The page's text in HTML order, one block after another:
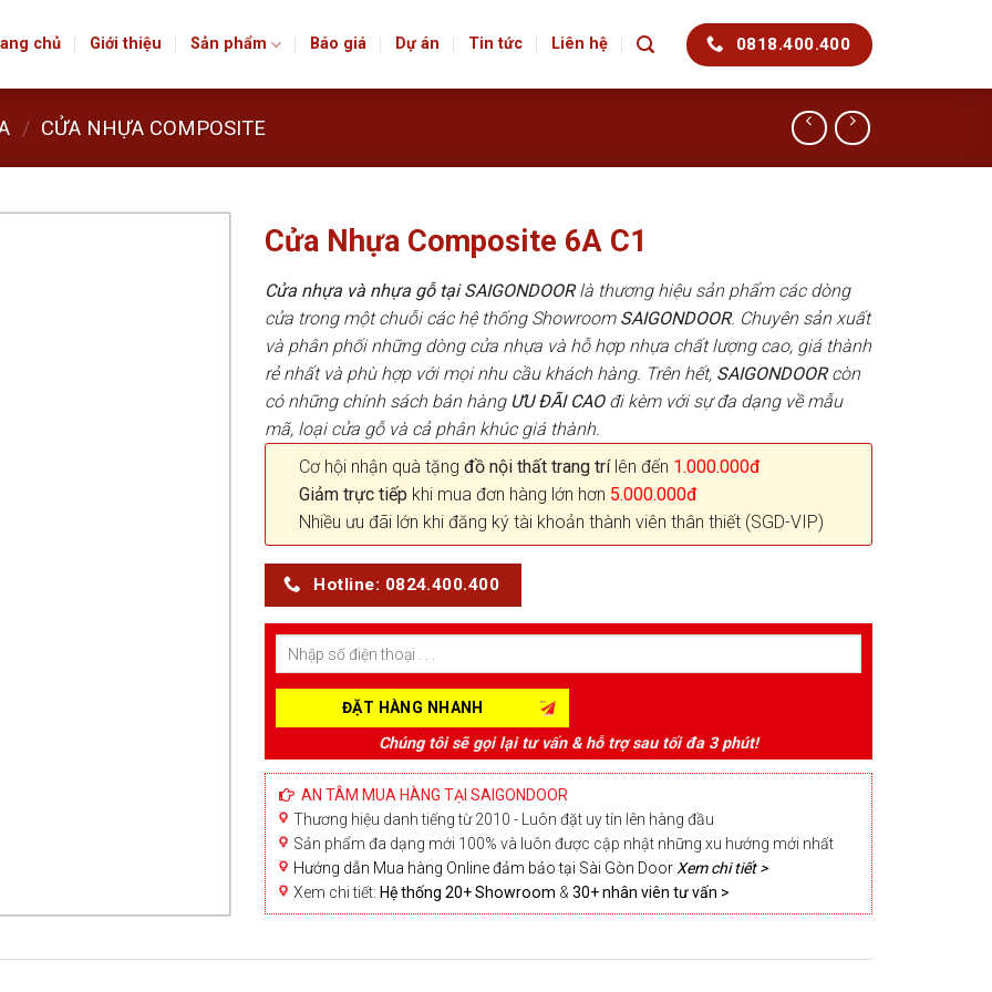
chủ Giới thiệu Sản phẩm Báo giá Dự án Tin tức Liên hệ 0818.400.400
/ CỬA NHỰA COMPOSITE
Cửa Nhựa Composite 6A C1
Cửa nhựa và nhựa gỗ tại SAIGONDOORlà thương hiệu sản phẩm các dòng
cửa trong một chuỗi các hệ thống Showroom SAIGONDOOR. Chuyên sản xuất
và phân phối những dòng cửa nhựa và hỗ hợp nhựa chất lượng cao, giá thành
rẻ nhất và phù hợp với mọi nhu cầu khách hàng. Trên hết, SAIGONDOORcòn
có những chính sách bán hàng ƯU ĐÃI CAO đi kèm với sự đa dạng về mẫu
mã, loại cửa gỗ và cả phân khúc giá thành.
Cơ hội nhận quà tặng đồ nội thất trang trílên đến 1.000.000đ
Giảm trực tiếp khi mua đơn hàng lớn hơn 5.000.000đ
Nhiều ưu đãi lớn khi đăng ký tài khoản thành viên thân thiết (SGD-VIP)
Hotline: 0824.400.400
Chúng tôi sẽ gọi lại tư vấn & hỗ trợ sau tối đa 3 phút!
AN TÂM MUA HÀNG TẠI SAIGONDOOR
Thương hiệu danh tiếng từ 2010 - Luôn đặt uy tín lên hàng đầu
Sản phẩm đa dạng mới 100% và luôn được cập nhật những xu hướng mới nhất
Hướng dẫn Mua hàng Online đảm bảo tại Sài Gòn Door Xem chi tiết >
Xem chi tiết: Hệ thống 20+ Showroom & 30+ nhân viên tư vấn >